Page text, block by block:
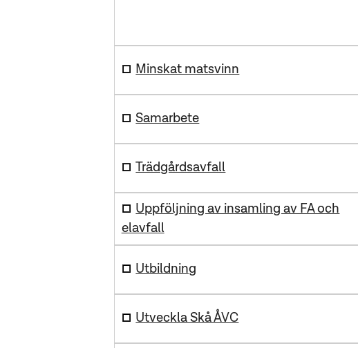
Minskat matsvinn
Samarbete
Trädgårdsavfall
Uppföljning av insamling av FA och
elavfall
Utbildning
Utveckla Skå ÅVC